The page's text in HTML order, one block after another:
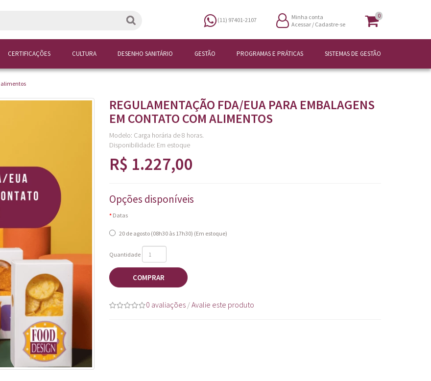
(11) 97401-2107
Minha conta
Acessar / Cadastre-se
0
CERTIFICAÇÕES CULTURA DESENHO SANITÁRIO GESTÃO PROGRAMAS E PRÁTICAS SISTEMAS DE GESTÃO
alimentos
REGULAMENTAÇÃO FDA/EUA PARA EMBALAGENS
EM CONTATO COM ALIMENTOS
Modelo: Carga horária de 8 horas.
Disponibilidade: Em estoque
R$ 1.227,00
Opções disponíveis
Datas
20 de agosto (08h30 às 17h30) (Em estoque)
Quantidade
COMPRAR
0 avaliações /Avalie este produto